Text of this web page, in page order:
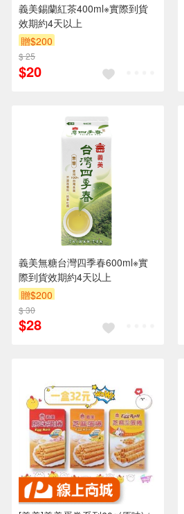
義美錫蘭紅茶400ml※實際到貨
效期約4天以上
贈$200
$ 25
$20
義美無糖台灣四季春600ml※實
際到貨效期約4天以上
贈$200
$ 30
$28